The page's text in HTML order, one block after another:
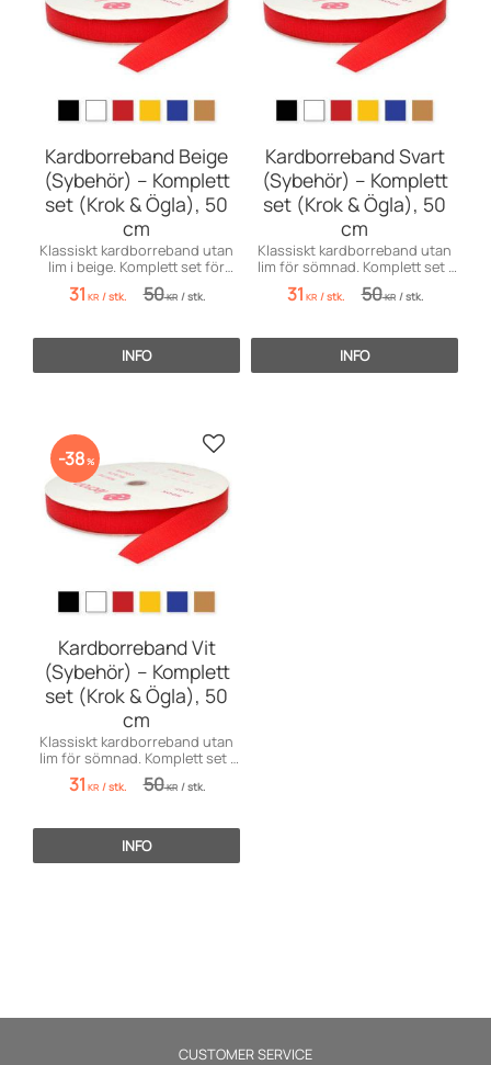
Kardborreband Beige
(Sybehör) – Komplett
set (Krok & Ögla), 50
cm
Klassiskt kardborreband utan
lim i beige. Komplett set för
sömnad. Säljs i 50 cm-enheter.
31 KR /stk. 50KR /stk.
INFO
Kardborreband Svart
(Sybehör) – Komplett
set (Krok & Ögla), 50
cm
Klassiskt kardborreband utan
lim för sömnad. Komplett set i
svart. Säljs i 50 cm-enheter.
31 KR /stk. 50KR /stk.
INFO
Kardborreband Vit
(Sybehör) – Komplett
set (Krok & Ögla), 50
cm
Klassiskt kardborreband utan
lim för sömnad. Komplett set i
vitt. Säljs i 50 cm-enheter.
31 KR /stk. 50KR /stk.
38% Gem som favorit
INFO
CUSTOMER SERVICE